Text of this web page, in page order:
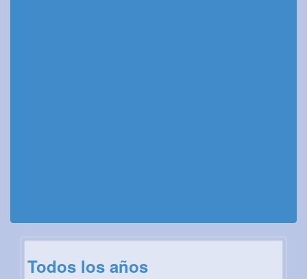
Todos los años